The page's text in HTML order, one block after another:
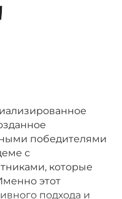
победителями
с
которые
этот
подхода и